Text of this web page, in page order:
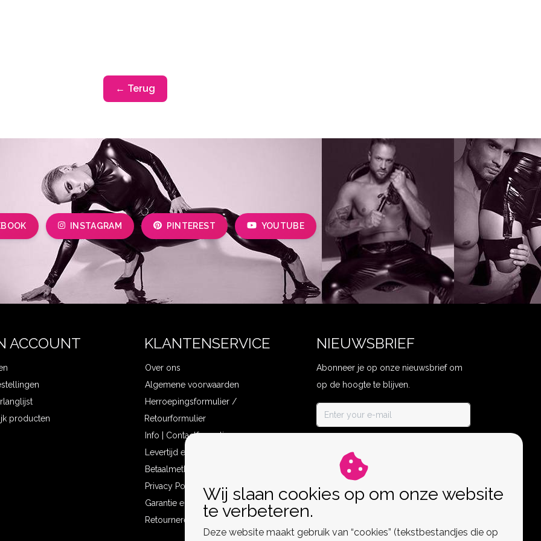
← Terug
INSTAGRAM PINTEREST YOUTUBE
ACCOUNT
producten
KLANTENSERVICE
Over ons
Algemene voorwaarden
Herroepingsformulier /
Retourformulier
Info | Contactformulier
Levertijd en verzendkosten
Betaalmethoden
Privacy Policy
Garantie en klachten
Retourneren
NIEUWSBRIEF
Abonneer je op onze nieuwsbrief om
op de hoogte te blijven.
Wij slaan cookies op om onze website
te verbeteren.
Deze website maakt gebruik van “cookies” (tekstbestandjes die op